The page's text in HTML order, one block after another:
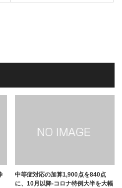
中等症対応の加算1,900点を840点
に、10月以降-コロナ特例大半を大幅